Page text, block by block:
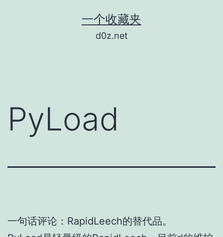
一个收藏夹
d0z.net
PyLoad
一句话评论：RapidLeech的替代品。